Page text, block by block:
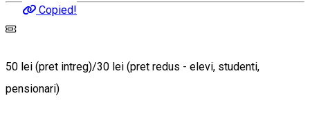
Copied!
50 lei (pret intreg)/30 lei (pret redus - elevi, studenti,
pensionari)